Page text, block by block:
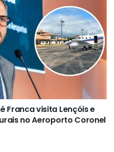
Franca visita Lençóis e
no Aeroporto Coronel